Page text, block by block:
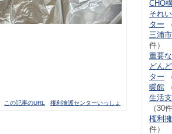
この記事のURL 権利擁護センターいっしょ
CHO
それ
ター
三浦
件）
重要
どん
ター
暖館
生活
（30件
権利
件）